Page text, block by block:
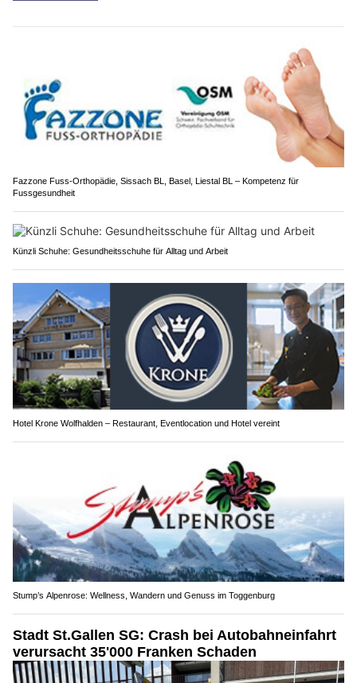
Fazzone Fuss-Orthopädie, Sissach BL, Basel, Liestal BL – Kompetenz für
Fussgesundheit
Künzli Schuhe: Gesundheitsschuhe für Alltag und Arbeit
Hotel Krone Wolfhalden – Restaurant, Eventlocation und Hotel vereint
Stump’s Alpenrose: Wellness, Wandern und Genuss im Toggenburg
Stadt St.Gallen SG: Crash bei Autobahneinfahrt
verursacht 35'000 Franken Schaden